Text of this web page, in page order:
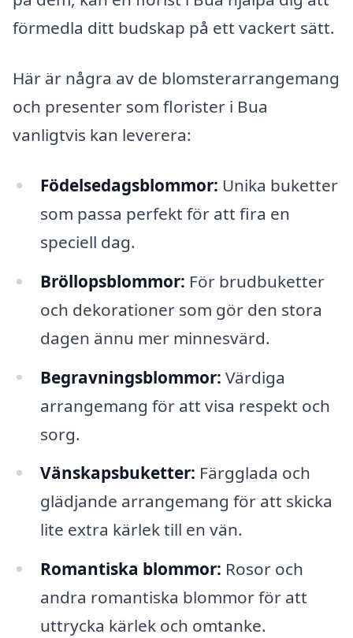
förmedla ditt budskap på ett vackert sätt.
Här är några av de blomsterarrangemang
och presenter som florister i Bua
vanligtvis kan leverera:
Födelsedagsblommor: Unika buketter
som passa perfekt för att fira en
speciell dag.
Bröllopsblommor: För brudbuketter
och dekorationer som gör den stora
dagen ännu mer minnesvärd.
Begravningsblommor: Värdiga
arrangemang för att visa respekt och
sorg.
Vänskapsbuketter: Färgglada och
glädjande arrangemang för att skicka
lite extra kärlek till en vän.
Romantiska blommor: Rosor och
andra romantiska blommor för att
uttrycka kärlek och omtanke.